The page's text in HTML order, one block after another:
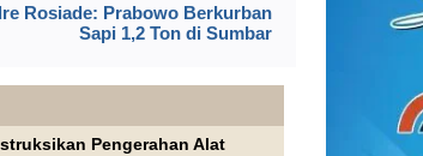
Rosiade: Prabowo Berkurban
Sapi 1,2 Ton di Sumbar
Pengerahan Alat